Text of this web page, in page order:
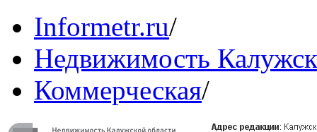
Informetr.ru/
Недвижимость
Коммерческая/